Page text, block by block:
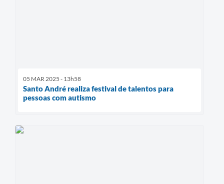
05 MAR 2025 - 13h58
Santo André realiza festival de talentos para
pessoas com autismo